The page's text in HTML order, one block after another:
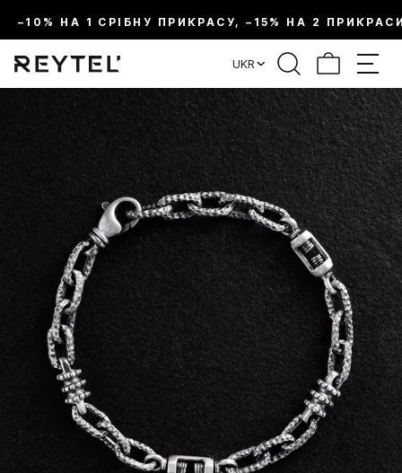
–10% НА 1 СРІБНУ ПРИКРАСУ, –15% НА 2
UKR